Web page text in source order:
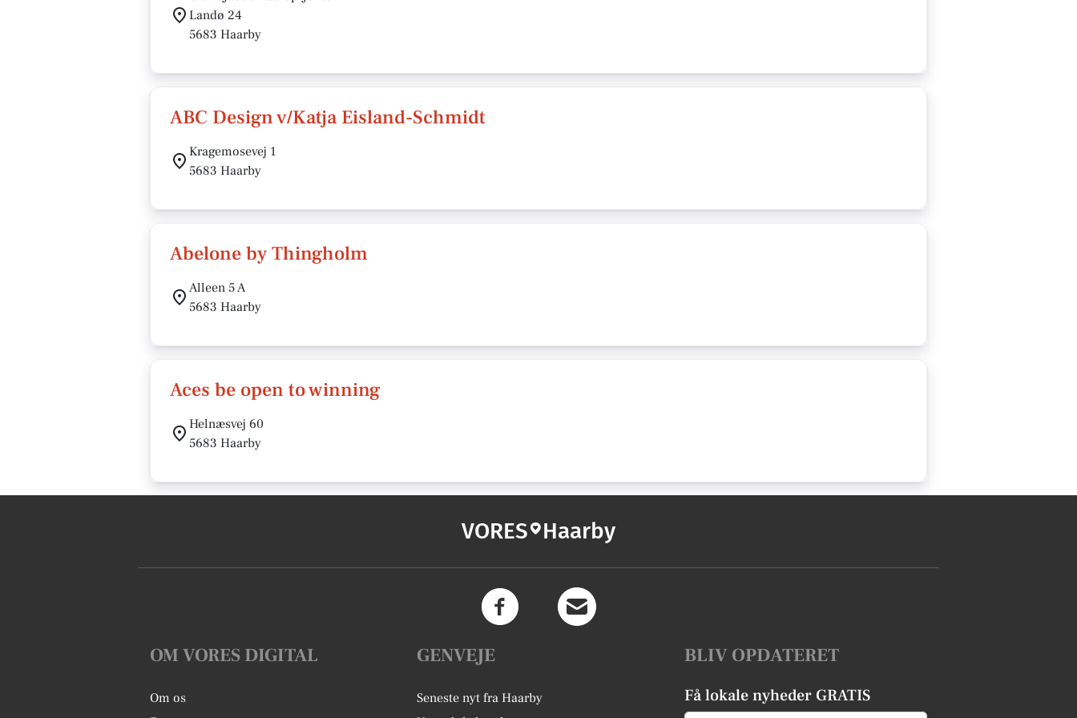
Landø 24
5683 Haarby
ABC Design v/Katja Eisland-Schmidt
Kragemosevej 1
5683 Haarby
Abelone by Thingholm
Alleen 5 A
5683 Haarby
Aces be open to winning
Helnæsvej 60
5683 Haarby
VORES Haarby
OM VORES DIGITAL
Om os
GENVEJE
Seneste nyt fra Haarby
BLIV OPDATERET
Få lokale nyheder GRATIS